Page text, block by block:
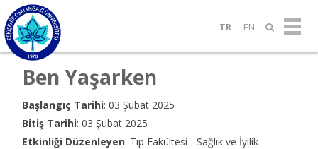
TR EN
Ben Yaşarken
Başlangıç Tarihi: 03 Şubat 2025
Bitiş Tarihi: 03 Şubat 2025
Etkinliği Düzenleyen: Tıp Fakültesi - Sağlık ve İyilik